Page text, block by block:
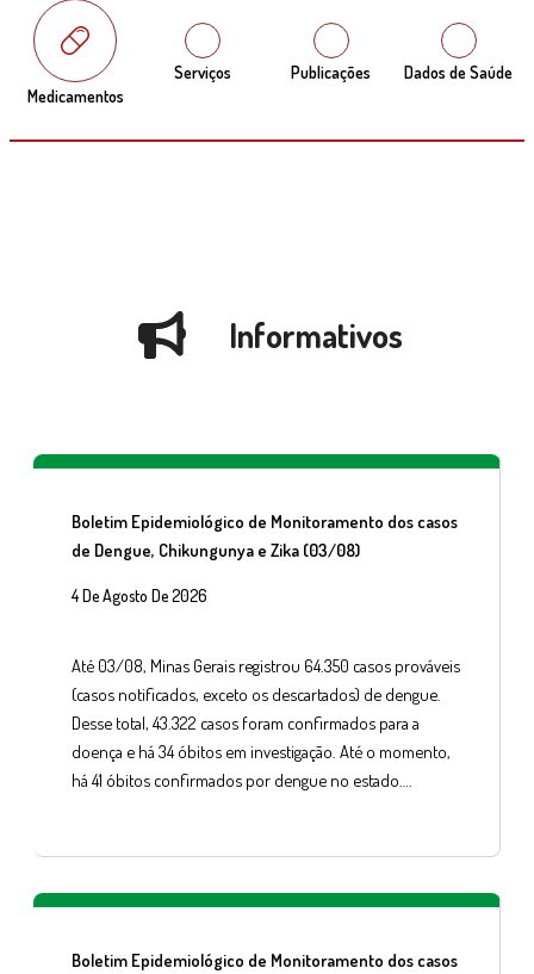
Medicamentos
Serviços Publicações Dados de Saúde
Informativos
Boletim Epidemiológico de Monitoramento dos casos
de Dengue, Chikungunya e Zika (03/08)
4 De Agosto De 2026
Até 03/08, Minas Gerais registrou 64.350 casos prováveis
(casos notificados, exceto os descartados) de dengue.
Desse total, 43.322 casos foram confirmados para a
doença e há 34 óbitos em investigação. Até o momento,
há 41 óbitos confirmados por dengue no estado….
Boletim Epidemiológico de Monitoramento dos casos